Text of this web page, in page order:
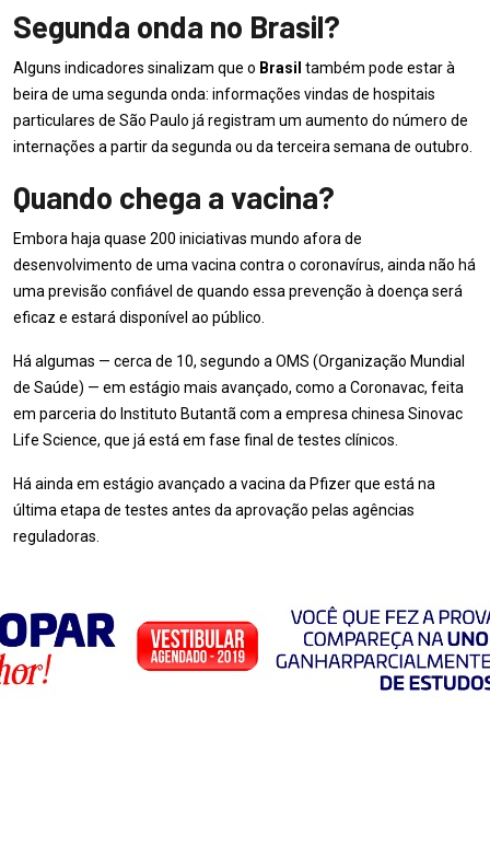
Segunda onda no Brasil?
Alguns indicadores sinalizam que o Brasil também pode estar à
beira de uma segunda onda: informações vindas de hospitais
particulares de São Paulo já registram um aumento do número de
internações a partir da segunda ou da terceira semana de outubro.
Quando chega a vacina?
Embora haja quase 200 iniciativas mundo afora de
desenvolvimento de uma vacina contra o coronavírus, ainda não há
uma previsão confiável de quando essa prevenção à doença será
eficaz e estará disponível ao público.
Há algumas — cerca de 10, segundo a OMS (Organização Mundial
de Saúde) — em estágio mais avançado, como a Coronavac, feita
em parceria do Instituto Butantã com a empresa chinesa Sinovac
Life Science, que já está em fase final de testes clínicos.
Há ainda em estágio avançado a vacina da Pfizer que está na
última etapa de testes antes da aprovação pelas agências
reguladoras.